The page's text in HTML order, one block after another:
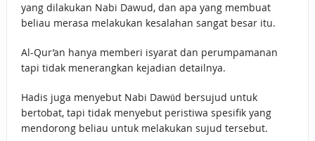
yang dilakukan Nabi Dawud, dan apa yang membuat
beliau merasa melakukan kesalahan sangat besar itu.
Al-Qur’an hanya memberi isyarat dan perumpamanan
tapi tidak menerangkan kejadian detailnya.
Hadis juga menyebut Nabi Dawūd bersujud untuk
bertobat, tapi tidak menyebut peristiwa spesifik yang
mendorong beliau untuk melakukan sujud tersebut.